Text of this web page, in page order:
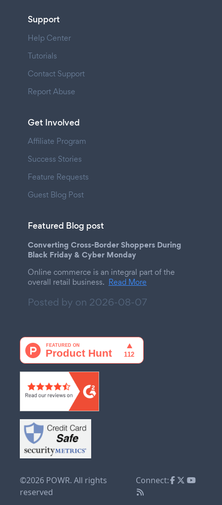
Support
Help Center
Tutorials
Contact Support
Report Abuse
Get Involved
Affiliate Program
Success Stories
Feature Requests
Guest Blog Post
Featured Blog post
Converting Cross-Border Shoppers During
Black Friday & Cyber Monday
Online commerce is an integral part of the
overall retail business. Read More
Posted by on 2026-08-07
©2026 POWR. All rights
reserved
Connect: